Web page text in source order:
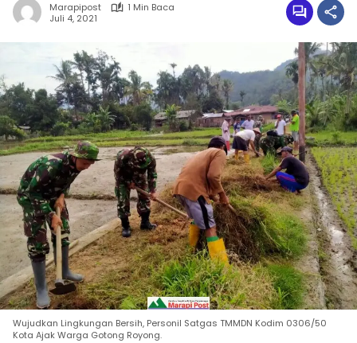
Marapipost
1 Min Baca
Juli 4, 2021
Wujudkan Lingkungan Bersih, Personil Satgas TMMDN Kodim 0306/50
Kota Ajak Warga Gotong Royong.